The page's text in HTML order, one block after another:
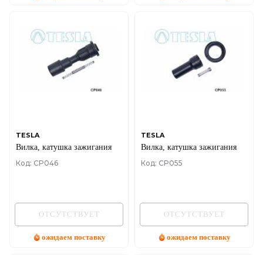
TESLA
Вилка, катушка зажигания
Код: CP046
ОТСУТСТВУЕТ
ожидаем поставку
TESLA
Вилка, катушка зажигания
Код: CP055
ОТСУТСТВУЕТ
ожидаем поставку